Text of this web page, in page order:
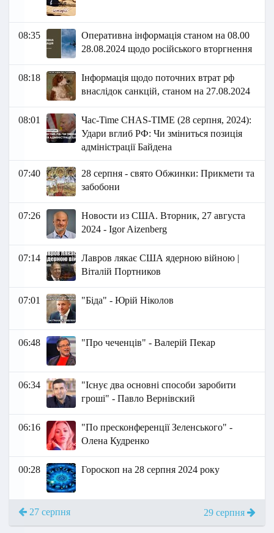
08:35
Оперативна інформація станом на 08.00
28.08.2024 щодо російського вторгнення
08:18
Інформація щодо поточних втрат рф
внаслідок санкцій, станом на 27.08.2024
08:01
Час-Time CHAS-TIME (28 серпня, 2024):
Удари вглиб РФ: Чи зміниться позиція
адміністрації Байдена
07:40
28 серпня - свято Обжинки: Прикмети та
забобони
07:26
Новости из США. Вторник, 27 августа
2024 - Igor Aizenberg
07:14
Лавров лякає США ядерною війною |
Віталій Портников
07:01 "Біда" - Юрій Ніколов
06:48 "Про чеченців" - Валерій Пекар
06:34
"Існує два основні способи заробити
гроші" - Павло Вернівский
06:16
"По пресконференції Зеленського" -
Олена Кудренко
00:28 Гороскоп на 28 серпня 2024 року
27 серпня 29 серпня